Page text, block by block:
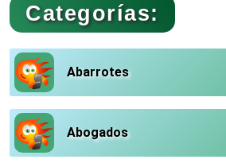
Categorías:
Abarrotes
Abogados